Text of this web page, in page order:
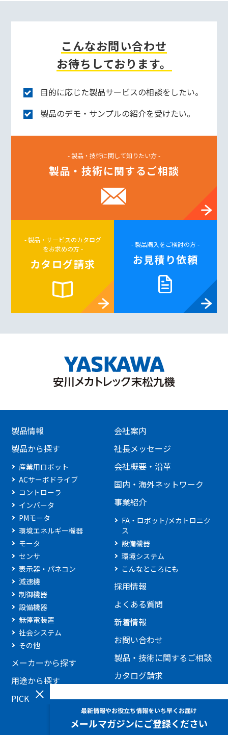
こんなお問い合わせ
お待ちしております。
目的に応じた製品サービスの相談をしたい。
製品のデモ・サンプルの紹介を受けたい。
- 製品・技術に関して知りたい方 -
製品・技術に関するご相談
- 製品・サービスのカタログ
をお求めの方 -
カタログ請求
- 製品購入をご検討の方 -
お見積り依頼
製品情報
製品から探す
産業用ロボット
ACサーボドライブ
コントローラ
インバータ
PMモータ
環境エネルギー機器
モータ
センサ
表示器・パネコン
減速機
制御機器
設備機器
無停電装置
社会システム
その他
メーカーから探す
用途から探す
PICKUP製品
会社案内
社長メッセージ
会社概要・沿革
国内・海外ネットワーク
事業紹介
FA・ロボット/メカトロニク
ス
設備機器
環境システム
こんなところにも
採用情報
よくある質問
新着情報
お問い合わせ
製品・技術に関するご相談
カタログ請求
添付ファイルを利用したお
問い合わせ